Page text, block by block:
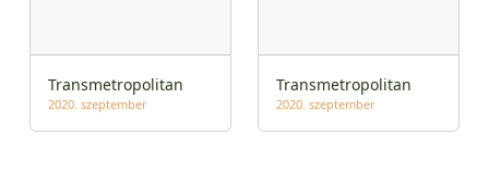
Transmetropolitan
2020. szeptember
Transmetropolitan
2020. szeptember